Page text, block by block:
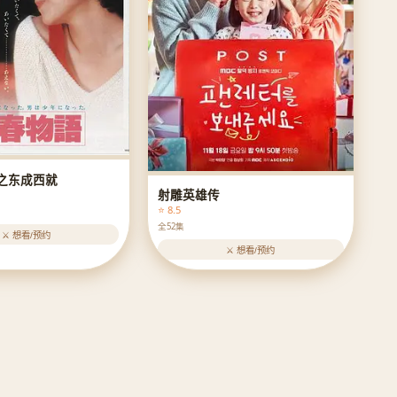
东成西就
⚔️ 想看/预约
射雕英雄传
⭐ 8.5
全52集
⚔️ 想看/预约